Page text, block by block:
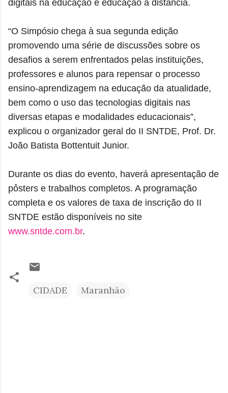
digitais na educação e educação a distância.
“O Simpósio chega à sua segunda edição
promovendo uma série de discussões sobre os
desafios a serem enfrentados pelas instituições,
professores e alunos para repensar o processo
ensino-aprendizagem na educação da atualidade,
bem como o uso das tecnologias digitais nas
diversas etapas e modalidades educacionais”,
explicou o organizador geral do II SNTDE, Prof. Dr.
João Batista Bottentuit Junior.
Durante os dias do evento, haverá apresentação de
pôsters e trabalhos completos. A programação
completa e os valores de taxa de inscrição do II
SNTDE estão disponíveis no site
www.sntde.com.br.
CIDADE Maranhão